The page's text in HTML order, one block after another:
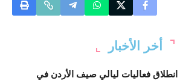
أخر الأخبار
انطلاق فعاليات ليالي صيف الأردن في